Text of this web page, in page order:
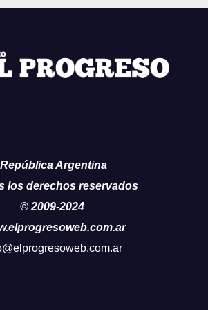
República Argentina
los derechos reservados
© 2009-2024